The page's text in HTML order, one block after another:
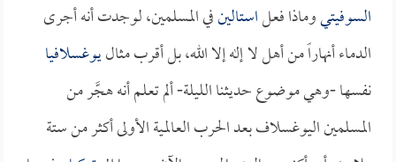
السوفيتيوماذا فعلاستالينفي المسلمين، لوجدت أنه أجرى
الدماء أنهاراً من أهل لا إله إلا الله، بل أقرب مثاليوغسلافيا
نفسها -وهي موضوع حديثنا الليلة- ألم تعلم أنه هجَّر من
المسلمين اليوغسلاف بعد الحرب العالمية الأولى أكثر من ستة